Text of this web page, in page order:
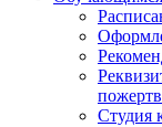
Студия